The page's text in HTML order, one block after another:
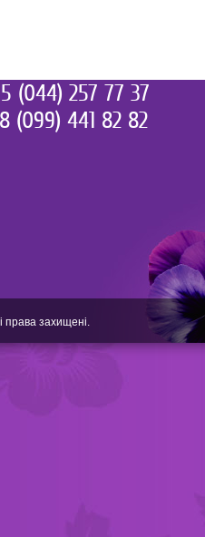
(044) 257 77 37
(099) 441 82 82
права захищені.